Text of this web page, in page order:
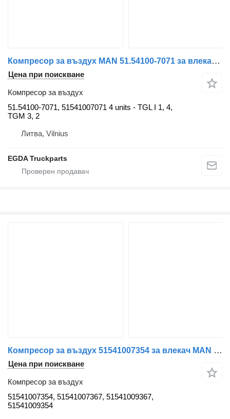
Компресор за въздух MAN 51.54100-7071 за влекач MAN
Цена при поискване
Компресор за въздух
51.54100-7071, 51541007071 4 units - TGL I 1, 4,
TGM 3, 2
Литва, Vilnius
EGDA Truckparts
Компресор за въздух 51541007354 за влекач MAN TGX
Цена при поискване
Компресор за въздух
51541007354, 51541007367, 51541009367,
51541009354